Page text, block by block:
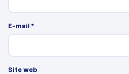
E-mail *
Site web